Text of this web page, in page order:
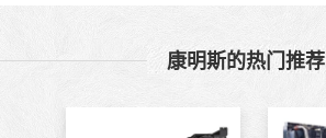
康明斯的热门推荐